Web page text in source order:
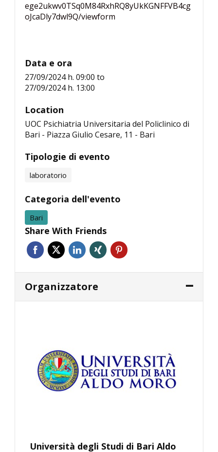
ege2ukwv0TSq0M84RxhRQ8yUkKGNFFVB4cg
oJcaDly7dwl9Q/viewform
Data e ora
27/09/2024 h. 09:00 to
27/09/2024 h. 13:00
Location
UOC Psichiatria Universitaria del Policlinico di
Bari - Piazza Giulio Cesare, 11 - Bari
Tipologie di evento
laboratorio
Categoria dell'evento
Bari
Share With Friends
Organizzatore
Università degli Studi di Bari Aldo